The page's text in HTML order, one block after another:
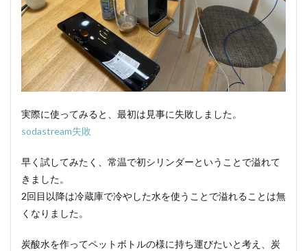
実際に使ってみると、最初は見事に失敗しました。
sodastream失敗
早く試してみたく、常温で初シリンダーということで溢れて
きました。
2回目以降は冷蔵庫で冷やした水を使うことで溢れることは無
くなりました。
炭酸水を作ってペットボトルの様に持ち運びたいと考え、炭